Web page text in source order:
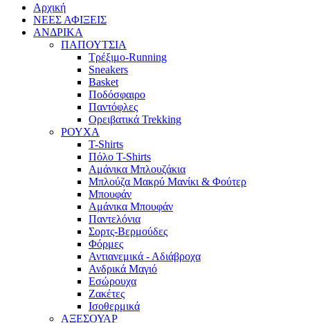
Αρχική
ΝΕΕΣ ΑΦΙΞΕΙΣ
AΝΔΡΙΚΑ
ΠΑΠΟΥΤΣΙΑ
Τρέξιμο-Running
Sneakers
Basket
Ποδόσφαιρο
Παντόφλες
Ορειβατικά Trekking
ΡΟΥΧΑ
T-Shirts
Πόλο T-Shirts
Αμάνικα Μπλουζάκια
Μπλούζα Μακρύ Μανίκι & Φούτερ
Μπουφάν
Αμάνικα Μπουφάν
Παντελόνια
Σορτς-Βερμούδες
Φόρμες
Αντιανεμικά - Αδιάβροχα
Ανδρικά Μαγιό
Εσώρουχα
Ζακέτες
Ισοθερμικά
ΑΞΕΣΟΥΑΡ